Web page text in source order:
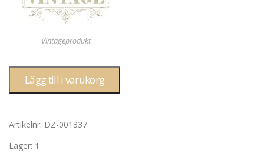
Vintageprodukt
Lägg till i varukorg
Artikelnr: DZ-001337
Lager: 1